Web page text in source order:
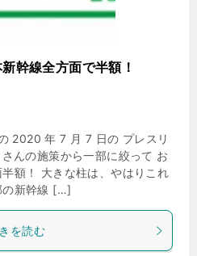
幹線全方面で半額！
2020 年 7 月 7 日の プレスリ
んの施策から一部に絞って お
額！ 大きな柱は、やはりこれ
の新幹線 […]
を読む